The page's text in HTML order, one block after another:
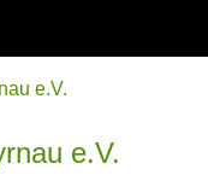
e.V.